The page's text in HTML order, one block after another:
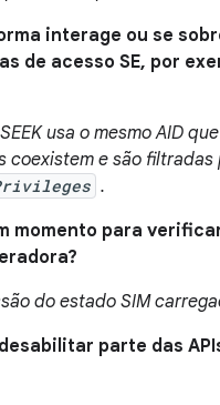
interage ou se
de acesso SE, por
usa o mesmo AID
coexistem e são filtradas
.
momento para
do estado SIM
parte das